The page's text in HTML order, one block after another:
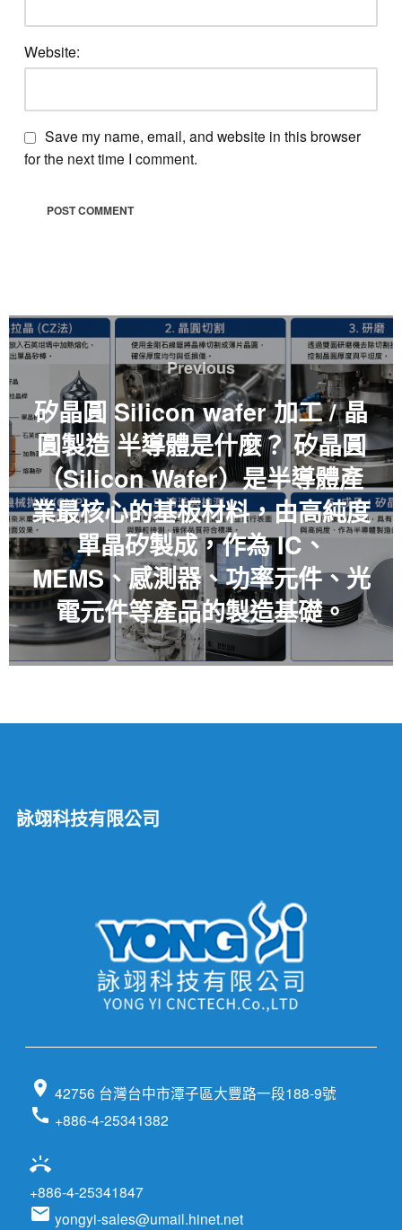
Website:
Save my name, email, and website in this browser
for the next time I comment.
文
章
導
覽
Previous
Previous
矽晶圓 Silicon wafer 加工 / 晶
圓製造 半導體是什麼？ 矽晶圓
（Silicon Wafer）是半導體產
業最核心的基板材料，由高純度
單晶矽製成，作為 IC、
MEMS、感測器、功率元件、光
電元件等產品的製造基礎。
詠翊科技有限公司
location_on 42756 台灣台中市潭子區大豐路一段188-9號
call +886-4-25341382
ring_volume
+886-4-25341847
email yongyi-sales@umail.hinet.net